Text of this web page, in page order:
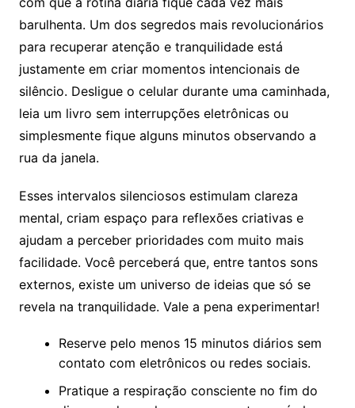
barulhenta. Um dos segredos mais revolucionários
para recuperar atenção e tranquilidade está
justamente em criar momentos intencionais de
silêncio. Desligue o celular durante uma caminhada,
leia um livro sem interrupções eletrônicas ou
simplesmente fique alguns minutos observando a
rua da janela.
Esses intervalos silenciosos estimulam clareza
mental, criam espaço para reflexões criativas e
ajudam a perceber prioridades com muito mais
facilidade. Você perceberá que, entre tantos sons
externos, existe um universo de ideias que só se
revela na tranquilidade. Vale a pena experimentar!
Reserve pelo menos 15 minutos diários sem
contato com eletrônicos ou redes sociais.
Pratique a respiração consciente no fim do